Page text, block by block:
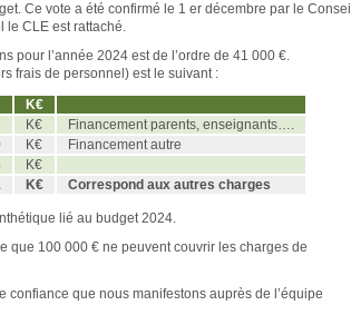
Ce vote a été confirmé le 1 er décembre par le Conseil
le CLE est rattaché.
pour l’année 2024 est de l’ordre de 41 000 €.
frais de personnel) est le suivant :
K€
K€
Financement parents, enseignants….
K€
Financement autre
K€
K€ Correspond aux autres charges
lié au budget 2024.
que 100 000 € ne peuvent couvrir les charges de
confiance que nous manifestons auprès de l’équipe